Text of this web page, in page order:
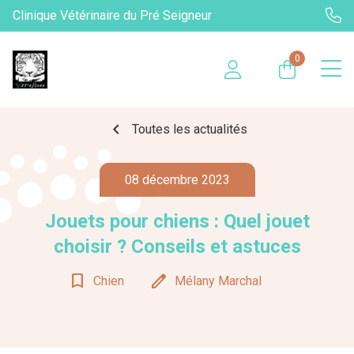
Clinique Vétérinaire du Pré Seigneur
0
chevron_left Toutes les actualités
08 décembre 2023
Jouets pour chiens : Quel jouet
choisir ? Conseils et astuces
bookmark_border
Chien edit Mélany Marchal